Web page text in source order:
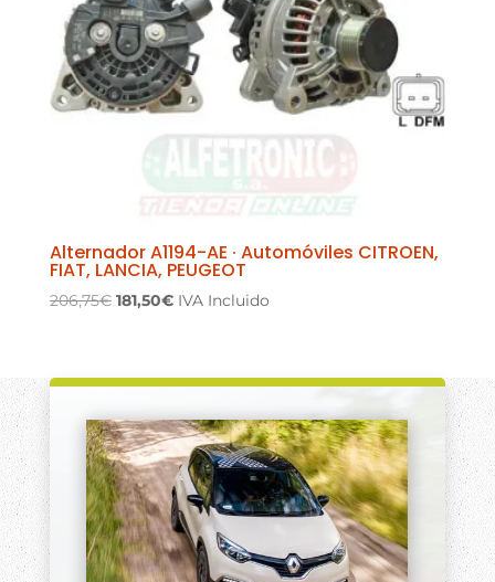
Alternador A1194-AE · Automóviles CITROEN,
FIAT, LANCIA, PEUGEOT
206,75€ El
era:
181,50€El
es:
IVA Incluido